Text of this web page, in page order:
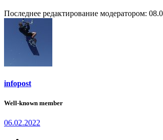
Последнее редактирование модератором:
infopost
Well-known member
06.02.2022